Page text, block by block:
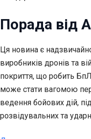
Порада від
Ця новина є
виробників дронів та
покриття, що робить
може стати вагомою
ведення бойових дій,
розвідувальних та